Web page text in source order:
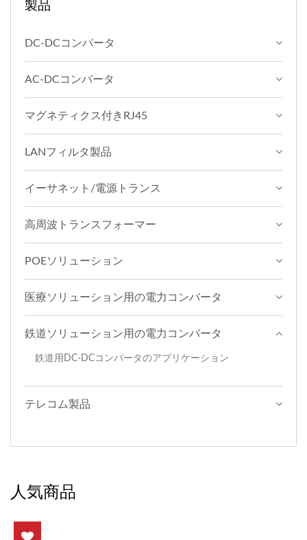
を特徴としています。業界
をリードする鉄道用DC-
DCコンバータとして、こ
ます。 YUAN...
製品
DC-DCコンバータ
AC-DCコンバータ
マグネティクス付きRJ45
LANフィルタ製品
イーサネット/電源トランス
高周波トランスフォーマー
POEソリューション
医療ソリューション用の電力コンバータ
鉄道ソリューション用の電力コンバータ
鉄道用DC-DCコンバータのアプリケーション
テレコム製品
人気商品